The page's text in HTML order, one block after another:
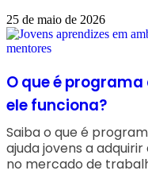
25 de maio de 2026
O que é
ele funciona?
Saiba o que é
ajuda jovens a
no mercado de